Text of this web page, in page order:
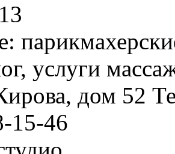
услуги
дом 52
15-46